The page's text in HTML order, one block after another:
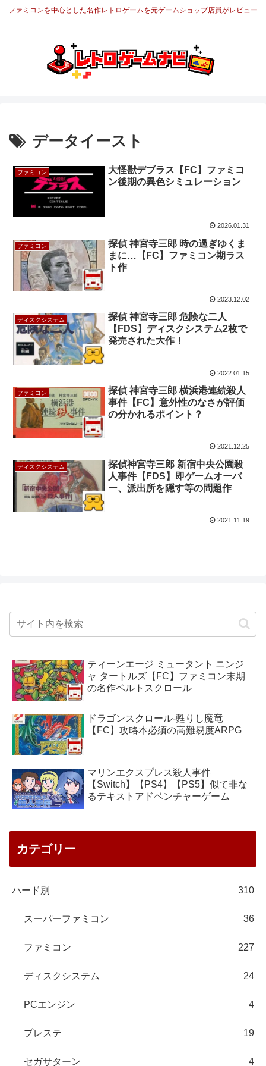
ファミコンを中心とした名作レトロゲームを元ゲームショップ店員がレビュー
データイースト
ファミコン
大怪獣デブラス【FC】ファミコ
ン後期の異色シミュレーション
2026.01.31
ファミコン
探偵 神宮寺三郎 時の過ぎゆくま
まに…【FC】ファミコン期ラス
ト作
2023.12.02
ディスクシステム
探偵 神宮寺三郎 危険な二人
【FDS】ディスクシステム2枚で
発売された大作！
2022.01.15
ファミコン
探偵 神宮寺三郎 横浜港連続殺人
事件【FC】意外性のなさが評価
の分かれるポイント？
2021.12.25
ディスクシステム
探偵神宮寺三郎 新宿中央公園殺
人事件【FDS】即ゲームオーバ
ー、派出所を隠す等の問題作
2021.11.19
ティーンエージ ミュータント ニンジ
ャ タートルズ【FC】ファミコン末期
の名作ベルトスクロール
ドラゴンスクロール-甦りし魔竜
【FC】攻略本必須の高難易度ARPG
マリンエクスプレス殺人事件
【Switch】【PS4】【PS5】似て非な
るテキストアドベンチャーゲーム
カテゴリー
ハード別 310
スーパーファミコン 36
ファミコン 227
ディスクシステム 24
PCエンジン 4
プレステ 19
セガサターン 4